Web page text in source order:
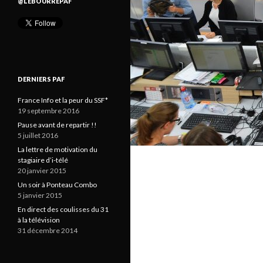
DERNIERS PAF
France Info et la peur du SSF*
19 septembre 2016
Pause avant de repartir !!
5 juillet 2016
La lettre de motivation du
stagiaire d’i-télé
20 janvier 2015
Un soir à Ponteau Combo
5 janvier 2015
En direct des coulisses du 31
à la télévision
31 décembre 2014